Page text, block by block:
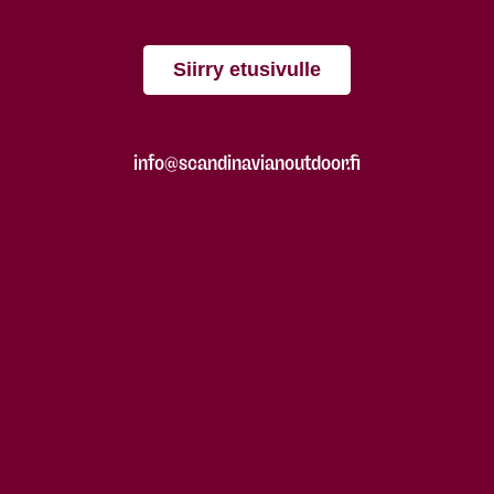
Siirry etusivulle
info@scandinavianoutdoor.fi